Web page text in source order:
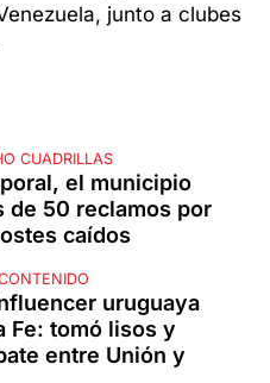
junto a clubes
CUADRILLAS
el municipio
de 50 reclamos por
caídos
uruguaya
Fe: tomó lisos y
entre Unión y